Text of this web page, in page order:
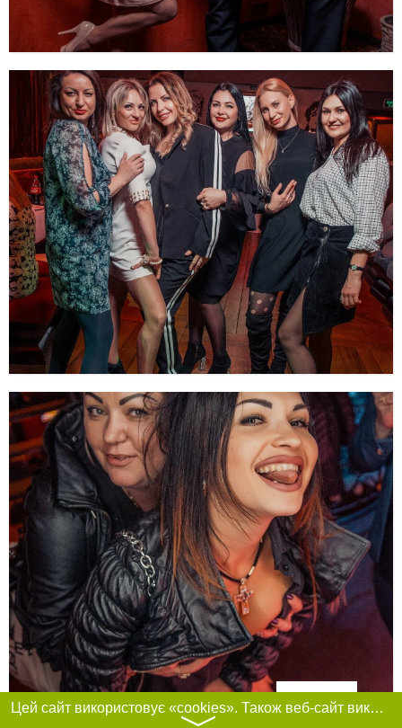
Фільтри
Цей сайт використовує «cookies». Також веб-сайт використовує інтернет-сервіс для збору технічних даних стосовно відвідувачів з метою отримання маркетингової та статистичної інформації. Умови обробки даних відвідувачів сайту див.
〉